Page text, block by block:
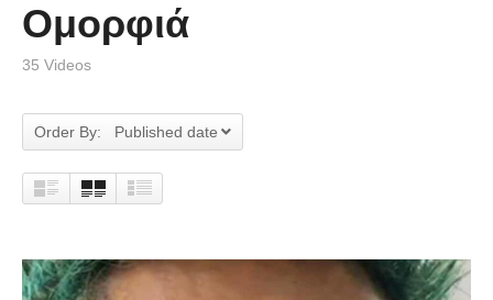
Ομορφιά
35 Videos
Order By: Published date